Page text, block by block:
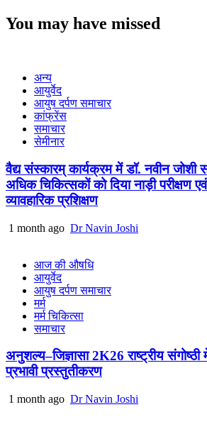
You may have missed
अन्य
आयुर्वेद
आयुष दर्पण समाचार
कांफ्रेंस
समाचार
सेमीनार
वैद्य संस्कारम् कार्यक्रम में डॉ. नवीन जोशी
अधिक चिकित्सकों को दिया नाड़ी परीक्षण
व्यावहारिक प्रशिक्षण
1 month ago Dr Navin Joshi
आज की औषधि
आयुर्वेद
आयुष दर्पण समाचार
मर्म
मर्म चिकित्सा
समाचार
अनुशल्य–जिज्ञासा 2K26 राष्ट्रीय संगोष्ठी
प्रभावी प्रस्तुतीकरण
1 month ago Dr Navin Joshi